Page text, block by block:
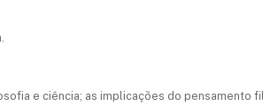
e ciência; as implicações do pensamento